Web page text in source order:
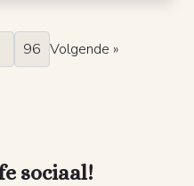
96 Volgende »
sociaal!